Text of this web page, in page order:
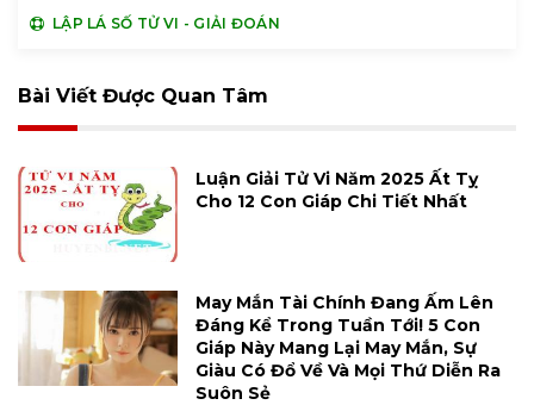
LẬP LÁ SỐ TỬ VI - GIẢI ĐOÁN
Bài Viết Được Quan Tâm
Luận Giải Tử Vi Năm 2025 Ất Tỵ
Cho 12 Con Giáp Chi Tiết Nhất
May Mắn Tài Chính Đang Ấm Lên
Đáng Kể Trong Tuần Tới! 5 Con
Giáp Này Mang Lại May Mắn, Sự
Giàu Có Đổ Về Và Mọi Thứ Diễn Ra
Suôn Sẻ